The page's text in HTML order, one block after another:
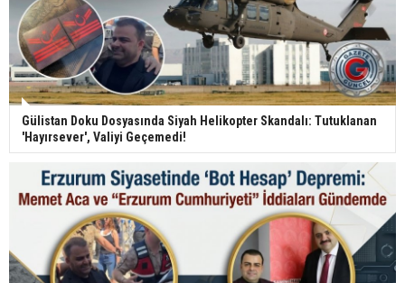
Gülistan Doku Dosyasında Siyah Helikopter Skandalı: Tutuklanan
'Hayırsever', Valiyi Geçemedi!